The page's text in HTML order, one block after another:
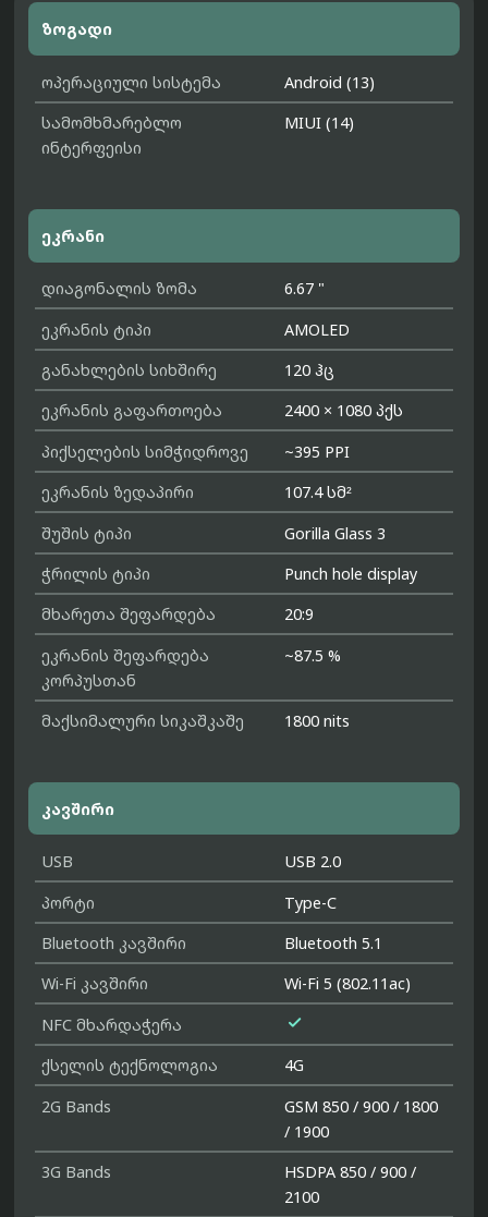
ზოგადი
ოპერაციული სისტემა
Android (13)
სამომხმარებლო
ინტერფეისი
MIUI (14)
ეკრანი
დიაგონალის ზომა
6.67 "
ეკრანის ტიპი
AMOLED
განახლების სიხშირე
120 ჰც
ეკრანის გაფართოება
2400 × 1080 პქს
პიქსელების სიმჭიდროვე
~395 PPI
ეკრანის ზედაპირი
107.4 სმ²
შუშის ტიპი
Gorilla Glass 3
ჭრილის ტიპი
Punch hole display
მხარეთა შეფარდება
20:9
ეკრანის შეფარდება
კორპუსთან
~87.5 %
მაქსიმალური სიკაშკაშე 1800 nits
კავშირი
USB
USB 2.0
პორტი
Type-C
Bluetooth კავშირი
Bluetooth 5.1
Wi-Fi კავშირი
Wi-Fi 5 (802.11ac)
NFC მხარდაჭერა

ქსელის ტექნოლოგია
4G
2G Bands
GSM 850 / 900 / 1800
/ 1900
3G Bands
HSDPA 850 / 900 /
2100